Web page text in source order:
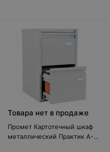
Товара нет в продаже
Промет Картотечный шкаф
металлический Практик A-